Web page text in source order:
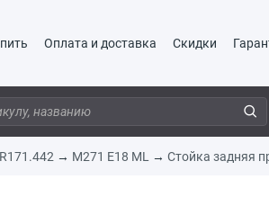
Оплата и доставка Скидки
R171.442 → M271 E18 ML → Стойка задняя